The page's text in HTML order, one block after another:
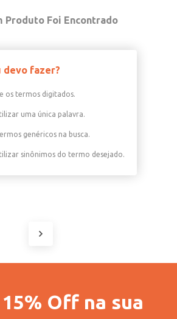
devo fazer?
os termos digitados.
uma única palavra.
genéricos na busca.
sinônimos do termo desejado.
Off na sua